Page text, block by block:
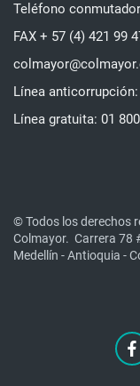
Teléfono
FAX + 57 (4) 421 99
Línea
Línea gratuita: 01
© Todos los derechos
Colmayor. Carrera 78
Medellín - Antioquia -